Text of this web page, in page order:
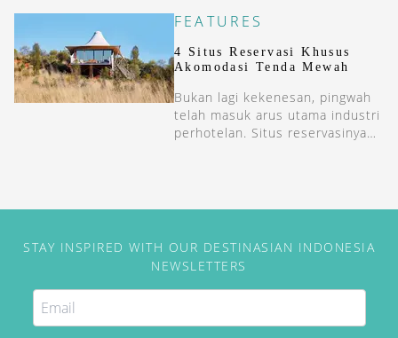
FEATURES
4 Situs Reservasi Khusus
Akomodasi Tenda Mewah
Bukan lagi kekenesan, pingwah
telah masuk arus utama industri
perhotelan. Situs reservasinya
STAY INSPIRED WITH OUR DESTINASIAN INDONESIA
NEWSLETTERS